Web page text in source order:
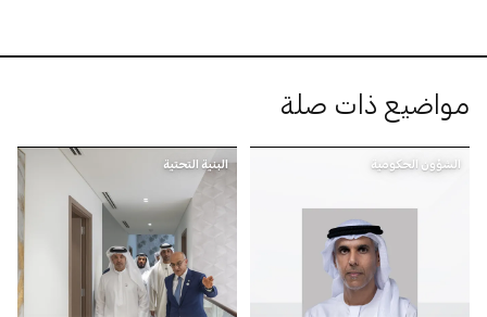
مواضيع ذات صلة
الشؤون الحكومية البنية التحتية